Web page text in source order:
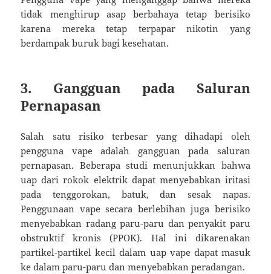
tidak menghirup asap berbahaya tetap berisiko
karena mereka tetap terpapar nikotin yang
berdampak buruk bagi kesehatan.
3. Gangguan pada Saluran
Pernapasan
Salah satu risiko terbesar yang dihadapi oleh
pengguna vape adalah gangguan pada saluran
pernapasan. Beberapa studi menunjukkan bahwa
uap dari rokok elektrik dapat menyebabkan iritasi
pada tenggorokan, batuk, dan sesak napas.
Penggunaan vape secara berlebihan juga berisiko
menyebabkan radang paru-paru dan penyakit paru
obstruktif kronis (PPOK). Hal ini dikarenakan
partikel-partikel kecil dalam uap vape dapat masuk
ke dalam paru-paru dan menyebabkan peradangan.